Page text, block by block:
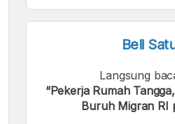
Beli
Langsung
“Pekerja Rumah
Buruh Migran RI